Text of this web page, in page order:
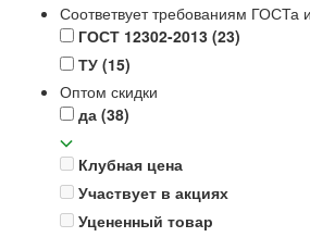
Соответвует требованиям ГОСТа
ГОСТ 12302-2013 (23)
ТУ (15)
Оптом скидки
да (38)
Клубная цена
Участвует в акциях
Уцененный товар